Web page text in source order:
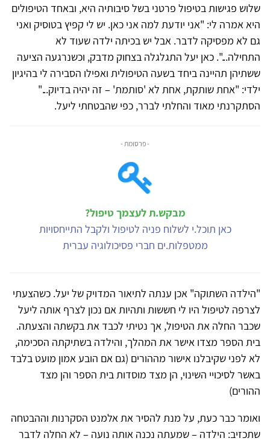
שלוש פגישות בטיפול פרטני בשל סיבותיה היא, ובאחד הטיפולים
היא אמרה לי: "אני יודעת למה אני כאן. יש לי קפיץ בטוסיק ואני
גם לא מפסיקה לדבר. אבל יש בכיתה ילדה שעוד לא
התחילה...". כאן יעל התגלגלה בצחוק מדבק, וכשנרגעה הציעה
ששתיהן תהיינה ביחד בשעה הטיפולית ואפילו הסבירה לי בהיגיון
ילדי: "אחת שותקת, אחת לא 'סותמת' – זה יהיה בדיוק..."
הסתקרנתי מאוד והחלתי לברר, כפי שהבטחתי ליעל.
- פרסומת -
מבקש.ת לעצמך טיפול?
כאן תוכל.י לשלוח פניה לטיפול ולקבל התייחסויות
ממטפלות.ים חברי פסיכולוגיה עברית
"הילדה השתוקה" אכן ענתה לתיאור המדויק של יעל. כשהצעתי
לצרפה לטיפול היו לי חששות ותהיות אם נכון לצרף אותה ליעל
שכבר החלה את הטיפול, אך נטיתי לכבד את בקשתה והצעתה.
בית הספר מצדו אישר את המהלך, והילדה בשתיקתה הסכימה,
לא לפני שקיבלנו אישור מההורים (גם אם הובע אמון מועט בלבד
באשר לסיכויי השינוי, הן מצד מוסדות בית הספר והן מצד
ההורים)
ואומר כבר כעת, על מנת להסיר את אלמנט הסקרנות וההבטחה
שתכזיב: הילדה – שמעתה נכנה אותה נועה – לא החלה לדבר